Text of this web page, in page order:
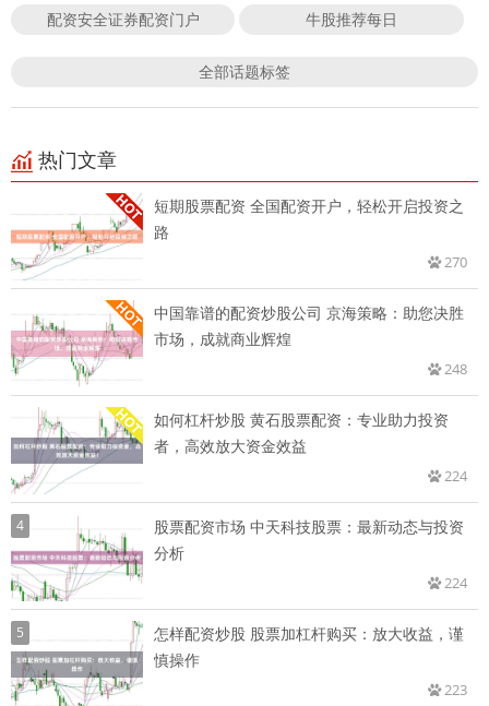
配资安全证券配资门户 牛股推荐每日
全部话题标签
热门文章
短期股票配资 全国配资开户，轻松开启投资之
路
270
中国靠谱的配资炒股公司 京海策略：助您决胜
市场，成就商业辉煌
248
如何杠杆炒股 黄石股票配资：专业助力投资
者，高效放大资金效益
224
4
股票配资市场 中天科技股票：最新动态与投资
分析
224
5
怎样配资炒股 股票加杠杆购买：放大收益，谨
慎操作
223